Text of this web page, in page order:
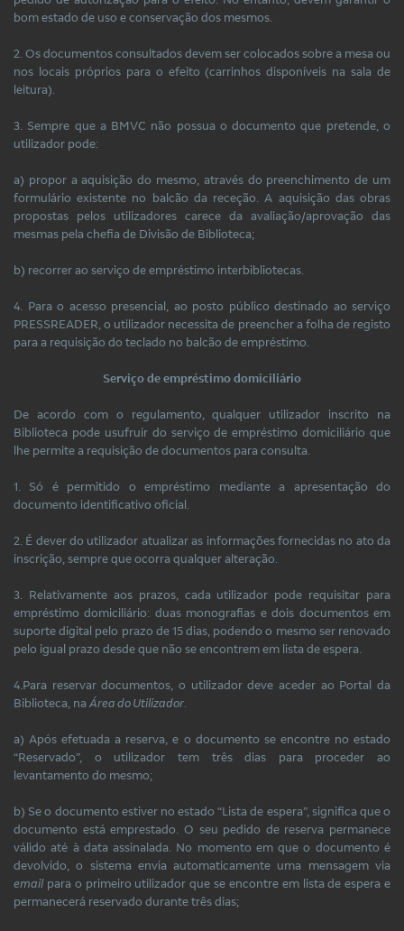
bom estado de uso e conservação dos mesmos.
2. Os documentos consultados devem ser colocados sobre a mesa ou
nos locais próprios para o efeito (carrinhos disponíveis na sala de
leitura).
3. Sempre que a BMVC não possua o documento que pretende, o
utilizador pode:
a) propor a aquisição do mesmo, através do preenchimento de um
formulário existente no balcão da receção. A aquisição das obras
propostas pelos utilizadores carece da avaliação/aprovação das
mesmas pela chefia de Divisão de Biblioteca;
b) recorrer ao serviço de empréstimo interbibliotecas.
4. Para o acesso presencial, ao posto público destinado ao serviço
PRESSREADER, o utilizador necessita de preencher a folha de registo
para a requisição do teclado no balcão de empréstimo.
Serviço de empréstimo domiciliário
De acordo com o regulamento, qualquer utilizador inscrito na
Biblioteca pode usufruir do serviço de empréstimo domiciliário que
lhe permite a requisição de documentos para consulta.
1. Só é permitido o empréstimo mediante a apresentação do
documento identificativo oficial.
2. É dever do utilizador atualizar as informações fornecidas no ato da
inscrição, sempre que ocorra qualquer alteração.
3. Relativamente aos prazos, cada utilizador pode requisitar para
empréstimo domiciliário: duas monografias e dois documentos em
suporte digital pelo prazo de 15 dias, podendo o mesmo ser renovado
pelo igual prazo desde que não se encontrem em lista de espera.
4.Para reservar documentos, o utilizador deve aceder ao Portal da
Biblioteca, na Área do Utilizador
a) Após efetuada a reserva, e o documento se encontre no estado
“Reservado”, o utilizador tem três dias para proceder ao
levantamento do mesmo;
b) Se o documento estiver no estado “Lista de espera”, significa que o
documento está emprestado. O seu pedido de reserva permanece
válido até à data assinalada. No momento em que o documento é
devolvido, o sistema envia automaticamente uma mensagem via
emailpara o primeiro utilizador que se encontre em lista de espera e
permanecerá reservado durante três dias;